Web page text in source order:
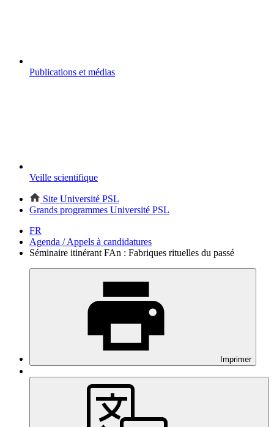
Publications et médias
Veille scientifique
Site Université PSL
Grands programmes Université PSL
FR
Agenda / Appels à candidatures
Séminaire itinérant FAn : Fabriques rituelles du passé
Imprimer